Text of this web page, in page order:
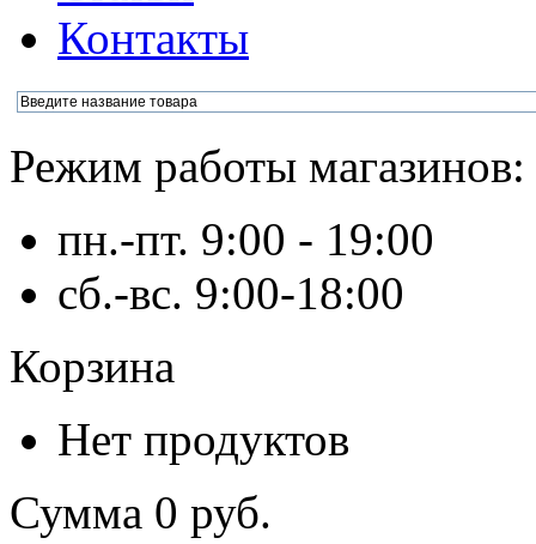
Контакты
Режим работы магазинов:
пн.-пт. 9:00 - 19:00
сб.-вс. 9:00-18:00
Корзина
Нет продуктов
Сумма 0 руб.